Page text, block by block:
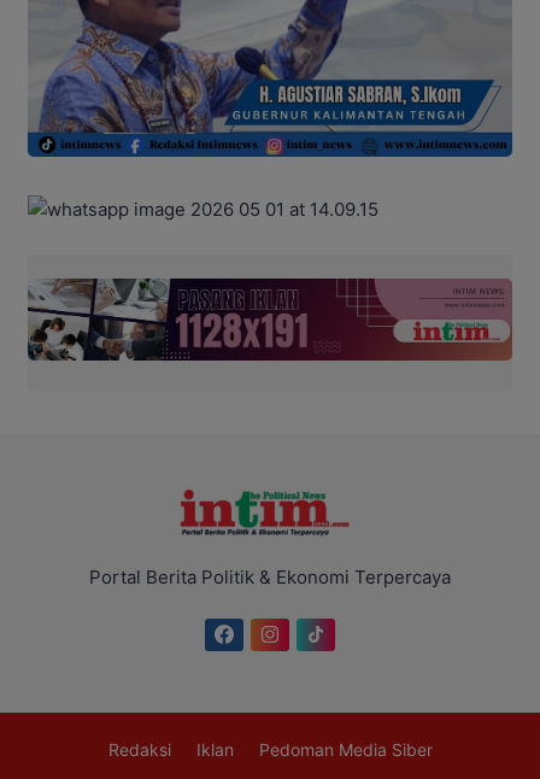
Portal Berita Politik & Ekonomi Terpercaya
Redaksi Iklan Pedoman Media Siber